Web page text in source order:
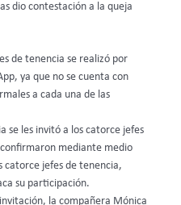
dio contestación a la queja
de tenencia se realizó por
ya que no se cuenta con
a cada una de las
se les invitó a los catorce jefes
mediante medio
catorce jefes de tenencia,
su participación.
la compañera Mónica